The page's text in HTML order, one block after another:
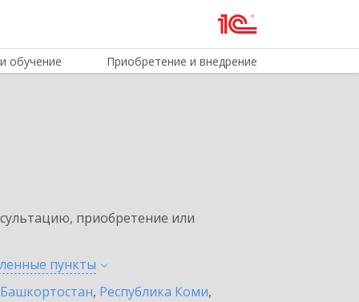
обучение Приобретение и внедрение
приобретение или
пункты
, Республика Коми,